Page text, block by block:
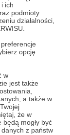
ich
podmioty
działalności,
opcję
w
jest także
a także w
że w
mogły być
z państw
Światowa w